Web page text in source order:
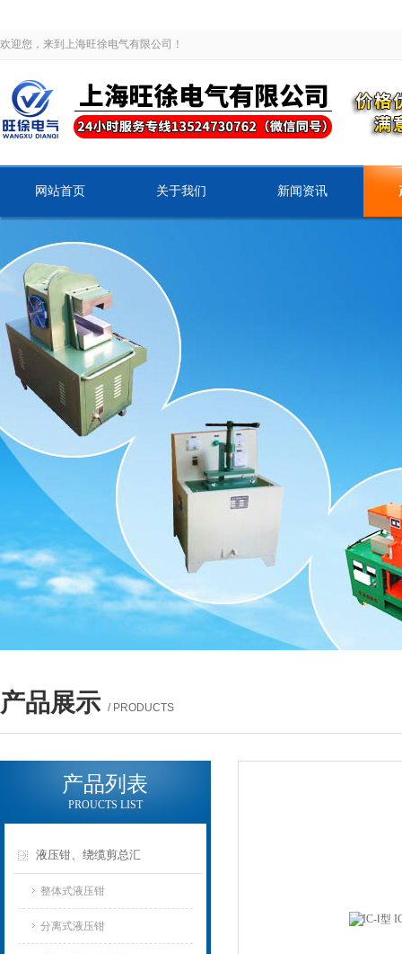
欢迎您，来到上海旺徐电气有限公司！
网站首页 关于我们 新闻资讯
产品展示 / PRODUCTS
产品列表
PROUCTS LIST
液压钳、绕缆剪总汇
整体式液压钳
分离式液压钳